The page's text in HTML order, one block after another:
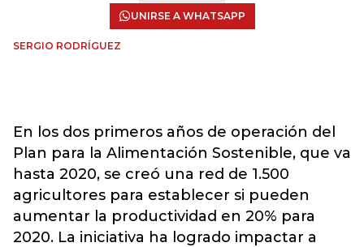
UNIRSE A WHATSAPP
SERGIO RODRÍGUEZ
En los dos primeros años de operación del
Plan para la Alimentación Sostenible, que va
hasta 2020, se creó una red de 1.500
agricultores para establecer si pueden
aumentar la productividad en 20% para
2020. La iniciativa ha logrado impactar a